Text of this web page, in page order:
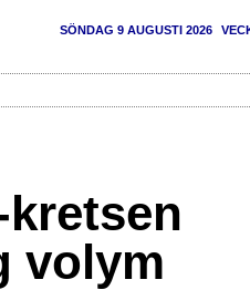
SÖNDAG 9 AUGUSTI 2026
kretsen
volym